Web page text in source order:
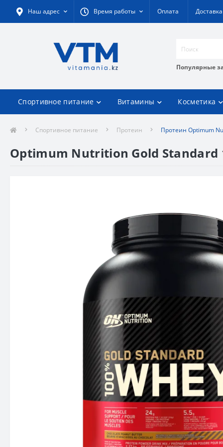
Наш адрес Время работы Оплата Доставка
Популярные
Спортивное питание Витамины Косметика
Спортивное питание Протеин Протеин Optimum
Optimum Nutrition Gold Standard